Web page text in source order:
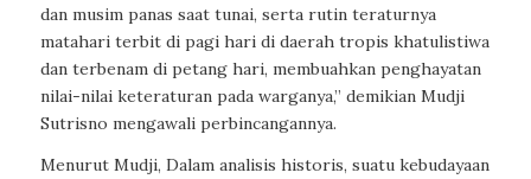
dan musim panas saat tunai, serta rutin teraturnya
matahari terbit di pagi hari di daerah tropis khatulistiwa
dan terbenam di petang hari, membuahkan penghayatan
nilai-nilai keteraturan pada warganya,” demikian Mudji
Sutrisno mengawali perbincangannya.
Menurut Mudji, Dalam analisis historis, suatu kebudayaan